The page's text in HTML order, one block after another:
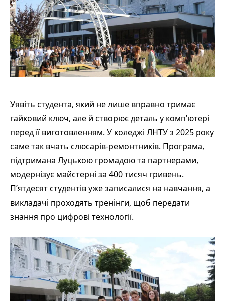
Уявіть студента, який не лише вправно тримає
гайковий ключ, але й створює деталь у комп’ютері
перед її виготовленням. У коледжі ЛНТУ з 2025 року
саме так вчать слюсарів-ремонтників. Програма,
підтримана Луцькою громадою та партнерами,
модернізує майстерні за 400 тисяч гривень.
П’ятдесят студентів уже записалися на навчання, а
викладачі проходять тренінги, щоб передати
знання про цифрові технології.